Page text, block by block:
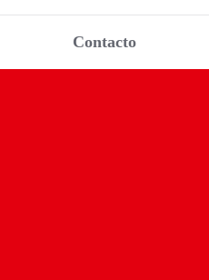
Contacto